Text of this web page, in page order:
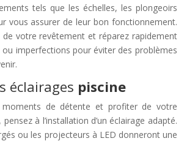
tels que les échelles, les plongeoirs
vous assurer de leur bon fonctionnement.
de votre revêtement et réparez rapidement
imperfections pour éviter des problèmes
éclairages piscine
de détente et profiter de votre
à l’installation d’un éclairage adapté.
ou les projecteurs à LED donneront une